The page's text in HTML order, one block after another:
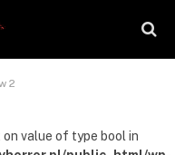
2
value of type bool in